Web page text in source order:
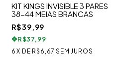
KIT KINGS INVISIBLE 3 PARES
38-44 MEIAS BRANCAS
R$39,99
R$37,99
6 X DE R$6,67 SEM JUROS